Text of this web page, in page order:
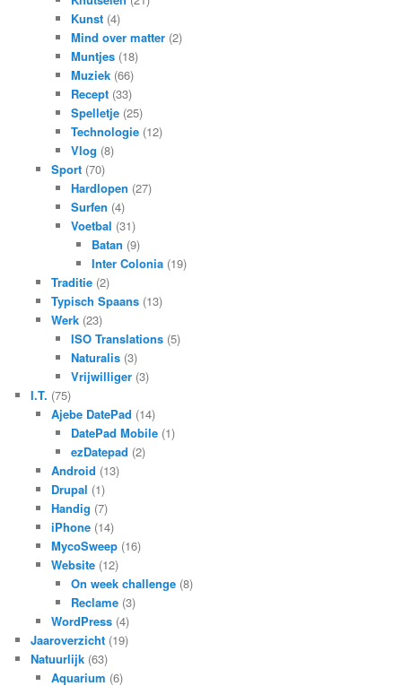
Kunst (4)
Mind over matter (2)
Muntjes (18)
Muziek (66)
Recept (33)
Spelletje (25)
Technologie (12)
Vlog (8)
Sport(70)
Hardlopen (27)
Surfen (4)
Voetbal (31)
Batan (9)
Inter Colonia(19)
Traditie(2)
Typisch Spaans(13)
Werk(23)
ISO Translations (5)
Naturalis (3)
Vrijwilliger (3)
I.T. (75)
Ajebe DatePad (14)
DatePad Mobile (1)
ezDatepad (2)
Android (13)
Drupal (1)
Handig (7)
iPhone(14)
MycoSweep(16)
Website(12)
On week challenge (8)
Reclame (3)
WordPress(4)
Jaaroverzicht (19)
Natuurlijk (63)
Aquarium (6)